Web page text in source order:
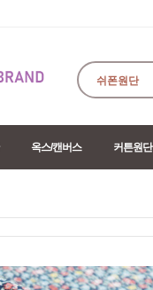
옥스/캔버스 커튼원단